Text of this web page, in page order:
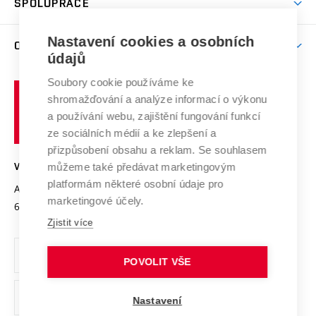
Celoživotní vzdělávání
E-přihláška
Závěrečné práce
Doktorské studium
Studium bez bariér
Podpora podnikání
Mezinárodní vědecká rada
Systém zajišťování kvality výzkumu
Výzkumné infrastruktury
Transfer znalostí
Open Science
Projekty
Projekty ze strukturálních fondů
Specifický výzkum
SPOLUPRÁCE
Zahraniční spolupráce
Spolupráce se školami
Služby univerzity
Mezinárodní dohody
Univerzitní sítě
O UNIVERZITĚ
Profil univerzity
Udržitelná univerzita
Podnikavá univerzita / ContriBUTe
Bezpečná univerzita
Vyznamenání
Organizační struktura
Ochrana osobních údajů
odkaz)
učení
technické
VYSOKÉ UČENÍ TECHNICKÉ V BRNĚ
Antonínská 548/1
602 00 Brno
www.vut.cz
vut@vutbr.cz
Nastavení cookies a osobních
údajů
Soubory cookie používáme ke
shromažďování a analýze informací o výkonu
a používání webu, zajištění fungování funkcí
ze sociálních médií a ke zlepšení a
přizpůsobení obsahu a reklam. Se souhlasem
můžeme také předávat marketingovým
platformám některé osobní údaje pro
marketingové účely.
Zjistit více
POVOLIT VŠE
Nastavení